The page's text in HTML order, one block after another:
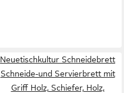
Neuetischkultur Schneidebrett
Schneide-und Servierbrett mit
Griff Holz, Schiefer, Holz,